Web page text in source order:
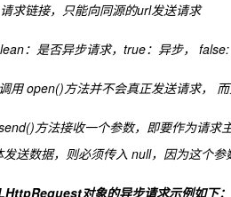
求链接，只能向同源的url发送请求
：是否异步请求，true：异步，
用 open()方法并不会真正发送请求， 而
方法接收一个参数，即要作为请求
发送数据，则必须传入 null，因为这个
对象的异步请求示例如下：